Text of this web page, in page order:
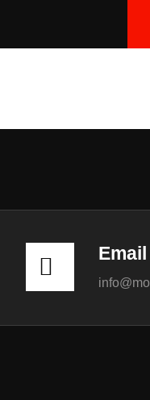
Email